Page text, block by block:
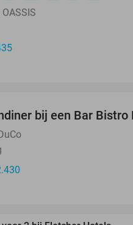
bij een Bar Bistro